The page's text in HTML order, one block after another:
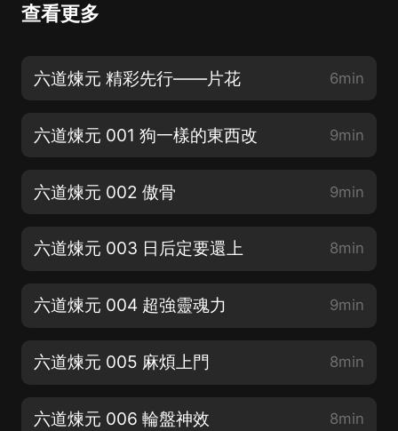
查看更多
六道煉元 精彩先行——片花 6min
六道煉元 001 狗一樣的東西改 9min
六道煉元 002 傲骨 9min
六道煉元 003 日后定要還上 8min
六道煉元 004 超強靈魂力 9min
六道煉元 005 麻煩上門 8min
六道煉元 006 輪盤神效 8min